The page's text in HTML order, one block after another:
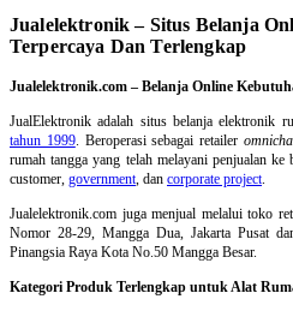
Jualelektronik – Situs Belanja
Terpercaya Dan Terlengkap
Jualelektronik.com – Belanja Online
JualElektronik adalah situs belanja elektronik
tahun 1999. Beroperasi sebagai retailer
rumah tangga yang telah melayani penjualan
customer, government, dan corporate project.
Jualelektronik.com juga menjual melalui toko
Nomor 28-29, Mangga Dua, Jakarta Pusat
Pinangsia Raya Kota No.50 Mangga Besar.
Kategori Produk Terlengkap untuk Alat